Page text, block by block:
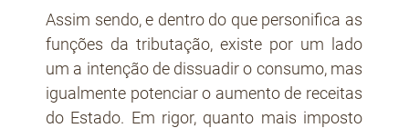
Assim sendo, e dentro do que personifica as
funções da tributação, existe por um lado
um a intenção de dissuadir o consumo, mas
igualmente potenciar o aumento de receitas
do Estado. Em rigor, quanto mais imposto